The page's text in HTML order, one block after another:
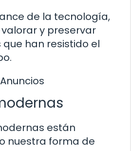
de la tecnología,
y preservar
han resistido el
Anuncios
están
nuestra forma de